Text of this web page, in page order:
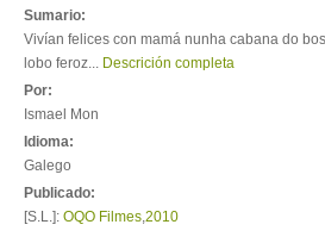
Sumario:
Vivían felices con mamá nunha cabana do
lobo feroz... Descrición completa
Por:
Ismael Mon
Idioma:
Galego
Publicado:
[S.L.]: OQO Filmes,2010